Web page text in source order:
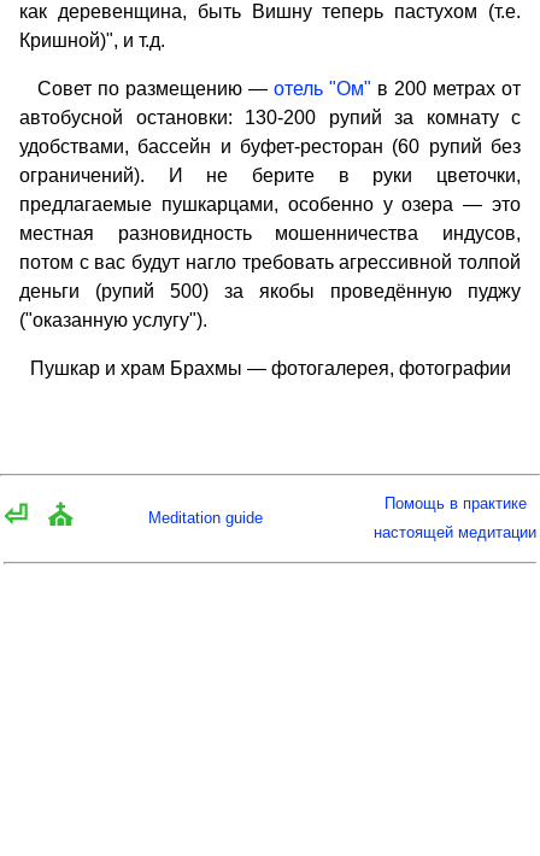
как деревенщина, быть Вишну теперь пастухом (т.е.
Кришной)", и т.д.
Совет по размещению — отель "Ом" в 200 метрах от
автобусной остановки: 130-200 рупий за комнату с
удобствами, бассейн и буфет-ресторан (60 рупий без
ограничений). И не берите в руки цветочки,
предлагаемые пушкарцами, особенно у озера — это
местная разновидность мошенничества индусов,
потом с вас будут нагло требовать агрессивной толпой
деньги (рупий 500) за якобы проведённую пуджу
("оказанную услугу").
Пушкар и храм Брахмы — фотогалерея, фотографии
⏎ ⛪ Meditation guide
Помощь в практике
настоящей медитации